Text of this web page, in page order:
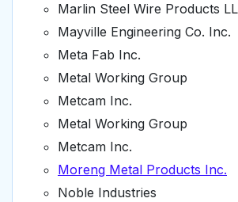
Marlin Steel Wire Products
Mayville Engineering Co. Inc.
Meta Fab Inc.
Metal Working Group
Metcam Inc.
Metal Working Group
Metcam Inc.
Moreng Metal Products Inc.
Noble Industries